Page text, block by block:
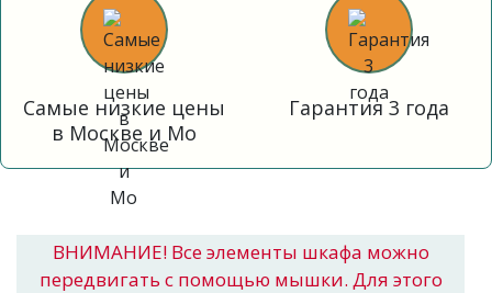
Самые низкие цены
в Москве и Мо
Гарантия 3 года
ВНИМАНИЕ! Все элементы шкафа можно
передвигать с помощью мышки. Для этого